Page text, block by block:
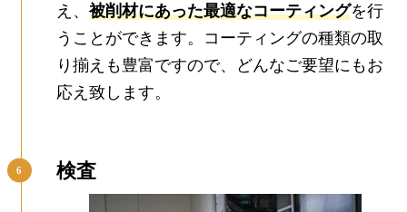
え、被削材にあった最適なコーティングを行
うことができます。コーティングの種類の取
り揃えも豊富ですので、どんなご要望にもお
応え致します。
検査